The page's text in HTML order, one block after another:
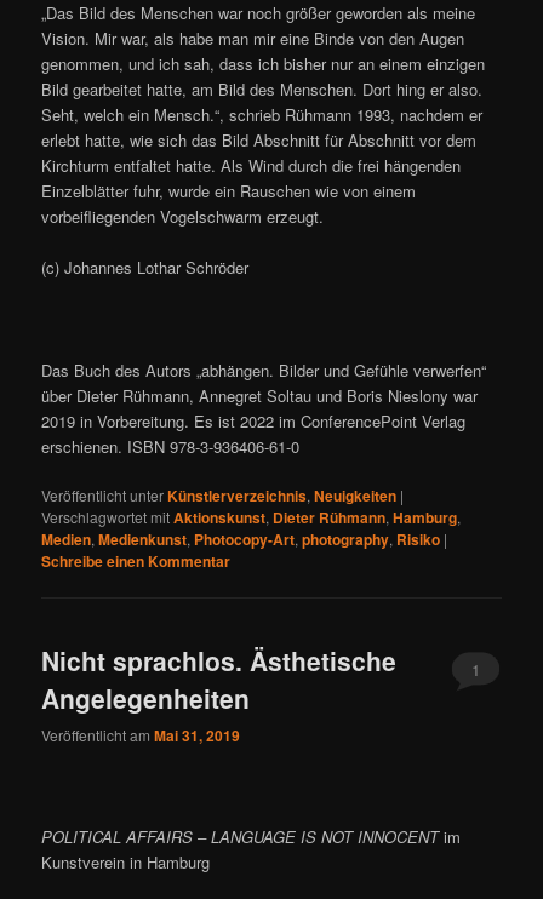
„Das Bild des Menschen war noch größer geworden als meine
Vision. Mir war, als habe man mir eine Binde von den Augen
genommen, und ich sah, dass ich bisher nur an einem einzigen
Bild gearbeitet hatte, am Bild des Menschen. Dort hing er also.
Seht, welch ein Mensch.“, schrieb Rühmann 1993, nachdem er
erlebt hatte, wie sich das Bild Abschnitt für Abschnitt vor dem
Kirchturm entfaltet hatte. Als Wind durch die frei hängenden
Einzelblätter fuhr, wurde ein Rauschen wie von einem
vorbeifliegenden Vogelschwarm erzeugt.
(c) Johannes Lothar Schröder
Das Buch des Autors „abhängen. Bilder und Gefühle verwerfen“
über Dieter Rühmann, Annegret Soltau und Boris Nieslony war
2019 in Vorbereitung. Es ist 2022 im ConferencePoint Verlag
erschienen. ISBN 978-3-936406-61-0
Veröffentlicht unterKünstlerverzeichnis,Neuigkeiten |
Verschlagwortet mitAktionskunst, Dieter Rühmann,Hamburg,
Medien,Medienkunst, Photocopy-Art,photography, Risiko |
Schreibe einen Kommentar
Nicht sprachlos. Ästhetische
Angelegenheiten
Veröffentlicht amMai 31, 2019
1
POLITICAL AFFAIRS – LANGUAGE IS NOT INNOCENTim
Kunstverein in Hamburg